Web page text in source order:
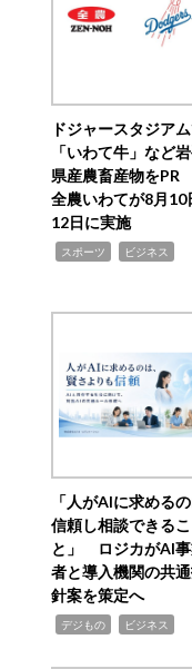
ドジャースタジア
「いわて牛」など
県産農畜産物を
全農いわてが8月10
12日に実施
スポーツ ビジネス
「人がAIに求める
信頼し相談できるこ
と」 ロジカがAI
者と導入機関の共
針案を策定へ
デジもの ビジネス